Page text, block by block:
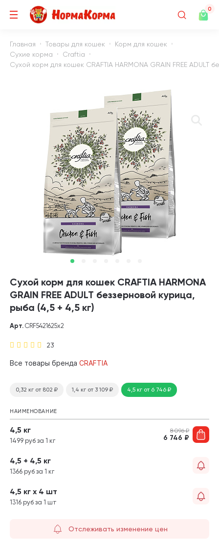
0
Главная Товары для кошек
Корм для кошек
Сухие корма
Craftia
Сухой корм для кошек CRAFTIA HARMONA GRAIN FREE ADULT
Сухой корм для кошек CRAFTIA HARMONA
GRAIN FREE ADULT беззерновой курица,
рыба (4,5 + 4,5 кг)
23
Арт. CRF5421625х2
Все товары бренда CRAFTIA
0,32 кг от 802 ₽ 1,4 кг от 3 109 ₽ 4,5 кг от 6 746₽
НАИМЕНОВАНИЕ
4,5 кг
1499 руб за 1 кг
8 096₽
6 746 ₽
4,5 + 4,5 кг
1366 руб за 1 кг
4,5 кг х 4 шт
1316 руб за 1 шт
Отслеживать изменение цен